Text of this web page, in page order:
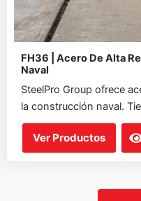
FH36 | Acero De Alta
Naval
SteelPro Group ofrece
la construcción naval.
Ver Productos